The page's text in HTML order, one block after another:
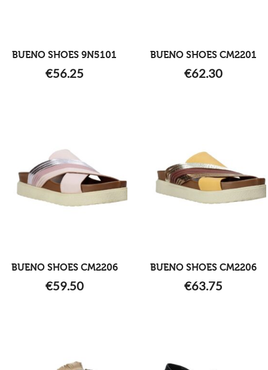
BUENO SHOES 9N5101
€56.25
BUENO SHOES CM2201
€62.30
BUENO SHOES CM2206
€59.50
BUENO SHOES CM2206
€63.75